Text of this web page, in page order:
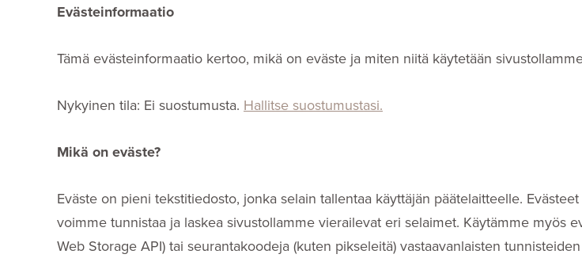
Evästeinformaatio
Tämä evästeinformaatio kertoo, mikä on eväste ja miten niitä käytetään
Nykyinen tila: Ei suostumusta. Hallitse suostumustasi.
Mikä on eväste?
Eväste on pieni tekstitiedosto, jonka selain tallentaa käyttäjän päätelaitteelle.
voimme tunnistaa ja laskea sivustollamme vierailevat eri selaimet. Käytämme myös
Web Storage API) tai seurantakoodeja (kuten pikseleitä) vastaavanlaisten